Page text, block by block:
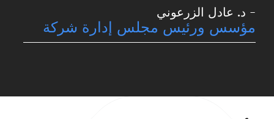
- د. عادل الزرعوني
مؤسس ورئيس مجلس إدارة شركة